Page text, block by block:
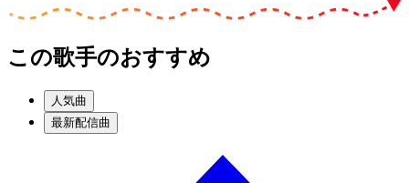
この歌手のおすすめ
人気曲
最新配信曲